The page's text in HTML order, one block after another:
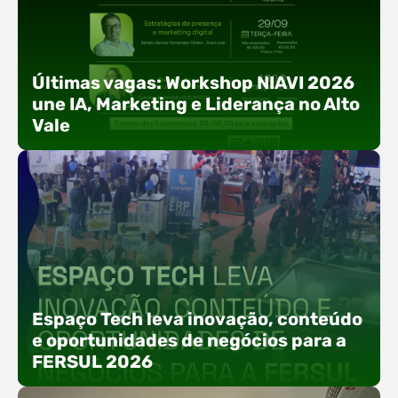
Últimas vagas: Workshop NIAVI 2026
une IA, Marketing e Liderança no Alto
Vale
Com o objetivo de impulsionar a produtividade, a
presença digital e a gestão nas empresas do
Alto Vale, o Núcleo de Tecnologia da Informação
(NIAVI), Polo ACATE-ACIRS, realiza a edição
2026 do Workshop NIAVI. O evento foi
Espaço Tech leva inovação, conteúdo
e oportunidades de negócios para a
FERSUL 2026